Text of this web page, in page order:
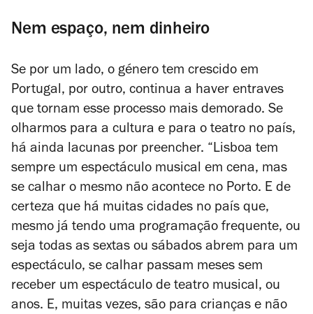
Nem espaço, nem dinheiro
Se por um lado, o género tem crescido em
Portugal, por outro, continua a haver entraves
que tornam esse processo mais demorado. Se
olharmos para a cultura e para o teatro no país,
há ainda lacunas por preencher. “Lisboa tem
sempre um espectáculo musical em cena, mas
se calhar o mesmo não acontece no Porto. E de
certeza que há muitas cidades no país que,
mesmo já tendo uma programação frequente, ou
seja todas as sextas ou sábados abrem para um
espectáculo, se calhar passam meses sem
receber um espectáculo de teatro musical, ou
anos. E, muitas vezes, são para crianças e não